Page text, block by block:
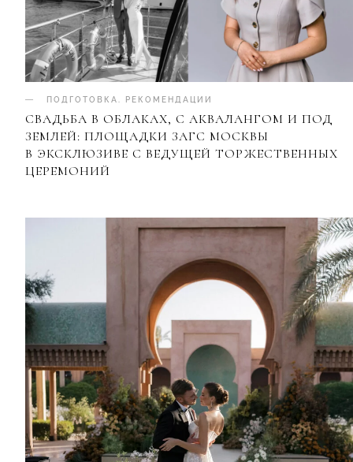
ПОДГОТОВКА РЕКОМЕНДАЦИИ
СВАДЬБА В ОБЛАКАХ, С АКВАЛАНГОМ И ПОД
ЗЕМЛЕЙ: ПЛОЩАДКИ ЗАГС МОСКВЫ
В ЭКСКЛЮЗИВЕ С ВЕДУЩЕЙ ТОРЖЕСТВЕННЫХ
ЦЕРЕМОНИЙ